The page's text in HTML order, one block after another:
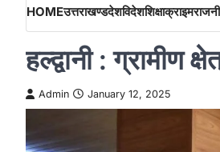
HOMEउत्तराखण्डदेशविदेशशिक्षाक्राइम
हल्द्वानी : ग्रामीण
Admin January 12, 2025